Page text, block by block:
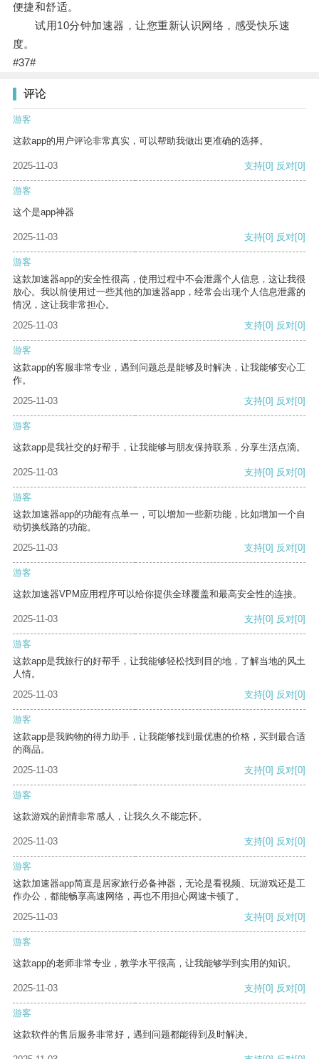
便捷和舒适。
试用10分钟加速器，让您重新认识网络，感受快乐速
度。
#37#
评论
游客
这款app的用户评论非常真实，可以帮助我做出更准确的选择。
2025-11-03 支持[0] 反对[0]
游客
这个是app神器
2025-11-03 支持[0] 反对[0]
游客
这款加速器app的安全性很高，使用过程中不会泄露个人信息，这让我很
放心。我以前使用过一些其他的加速器app，经常会出现个人信息泄露的
情况，这让我非常担心。
2025-11-03
支持[0] 反对[0]
游客
这款app的客服非常专业，遇到问题总是能够及时解决，让我能够安心工
作。
2025-11-03
支持[0] 反对[0]
游客
这款app是我社交的好帮手，让我能够与朋友保持联系，分享生活点滴。
2025-11-03 支持[0] 反对[0]
游客
这款加速器app的功能有点单一，可以增加一些新功能，比如增加一个自
动切换线路的功能。
2025-11-03
支持[0] 反对[0]
游客
这款加速器VPM应用程序可以给你提供全球覆盖和最高安全性的连接。
2025-11-03 支持[0] 反对[0]
游客
这款app是我旅行的好帮手，让我能够轻松找到目的地，了解当地的风土
人情。
2025-11-03
支持[0] 反对[0]
游客
这款app是我购物的得力助手，让我能够找到最优惠的价格，买到最合适
的商品。
2025-11-03
支持[0] 反对[0]
游客
这款游戏的剧情非常感人，让我久久不能忘怀。
2025-11-03 支持[0] 反对[0]
游客
这款加速器app简直是居家旅行必备神器，无论是看视频、玩游戏还是工
作办公，都能畅享高速网络，再也不用担心网速卡顿了。
2025-11-03
支持[0] 反对[0]
游客
这款app的老师非常专业，教学水平很高，让我能够学到实用的知识。
2025-11-03 支持[0] 反对[0]
游客
这款软件的售后服务非常好，遇到问题都能得到及时解决。